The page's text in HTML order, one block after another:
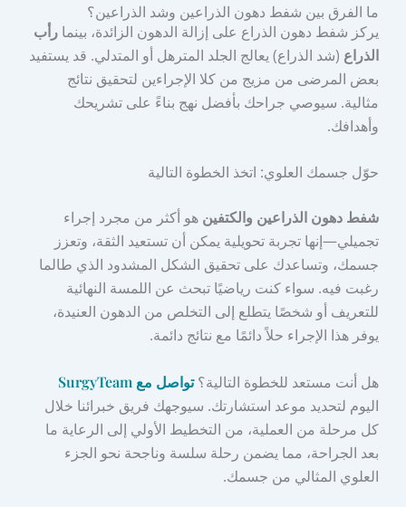
ما الفرق بين شفط دهون الذراعين وشد الذراعين؟
يركز شفط دهون الذراع على إزالة الدهون الزائدة، بينمارأب
الذراع (شد الذراع) يعالج الجلد المترهل أو المتدلي. قد يستفيد
بعض المرضى من مزيج من كلا الإجراءين لتحقيق نتائج
مثالية. سيوصي جراحك بأفضل نهج بناءً على تشريحك
وأهدافك.
حوّل جسمك العلوي: اتخذ الخطوة التالية
شفط دهون الذراعين والكتفين هو أكثر من مجرد إجراء
تجميلي—إنها تجربة تحويلية يمكن أن تستعيد الثقة، وتعزز
جسمك، وتساعدك على تحقيق الشكل المشدود الذي طالما
رغبت فيه. سواء كنت رياضيًا تبحث عن اللمسة النهائية
للتعريف أو شخصًا يتطلع إلى التخلص من الدهون العنيدة،
يوفر هذا الإجراء حلاً دائمًا مع نتائج دائمة.
هل أنت مستعد للخطوة التالية؟تواصل مع SurgyTeam
اليوم لتحديد موعد استشارتك. سيوجهك فريق خبرائنا خلال
كل مرحلة من العملية، من التخطيط الأولي إلى الرعاية ما
بعد الجراحة، مما يضمن رحلة سلسة وناجحة نحو الجزء
العلوي المثالي من جسمك.